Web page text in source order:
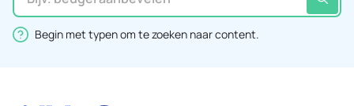
Begin met typen om te zoeken naar content.